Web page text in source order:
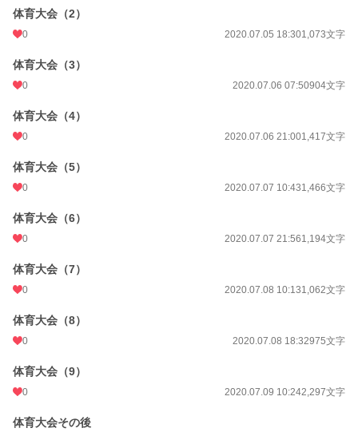
体育大会（2）
0 2020.07.05 18:301,073文字
体育大会（3）
0 2020.07.06 07:50904文字
体育大会（4）
0 2020.07.06 21:001,417文字
体育大会（5）
0 2020.07.07 10:431,466文字
体育大会（6）
0 2020.07.07 21:561,194文字
体育大会（7）
0 2020.07.08 10:131,062文字
体育大会（8）
0 2020.07.08 18:32975文字
体育大会（9）
0 2020.07.09 10:242,297文字
体育大会その後